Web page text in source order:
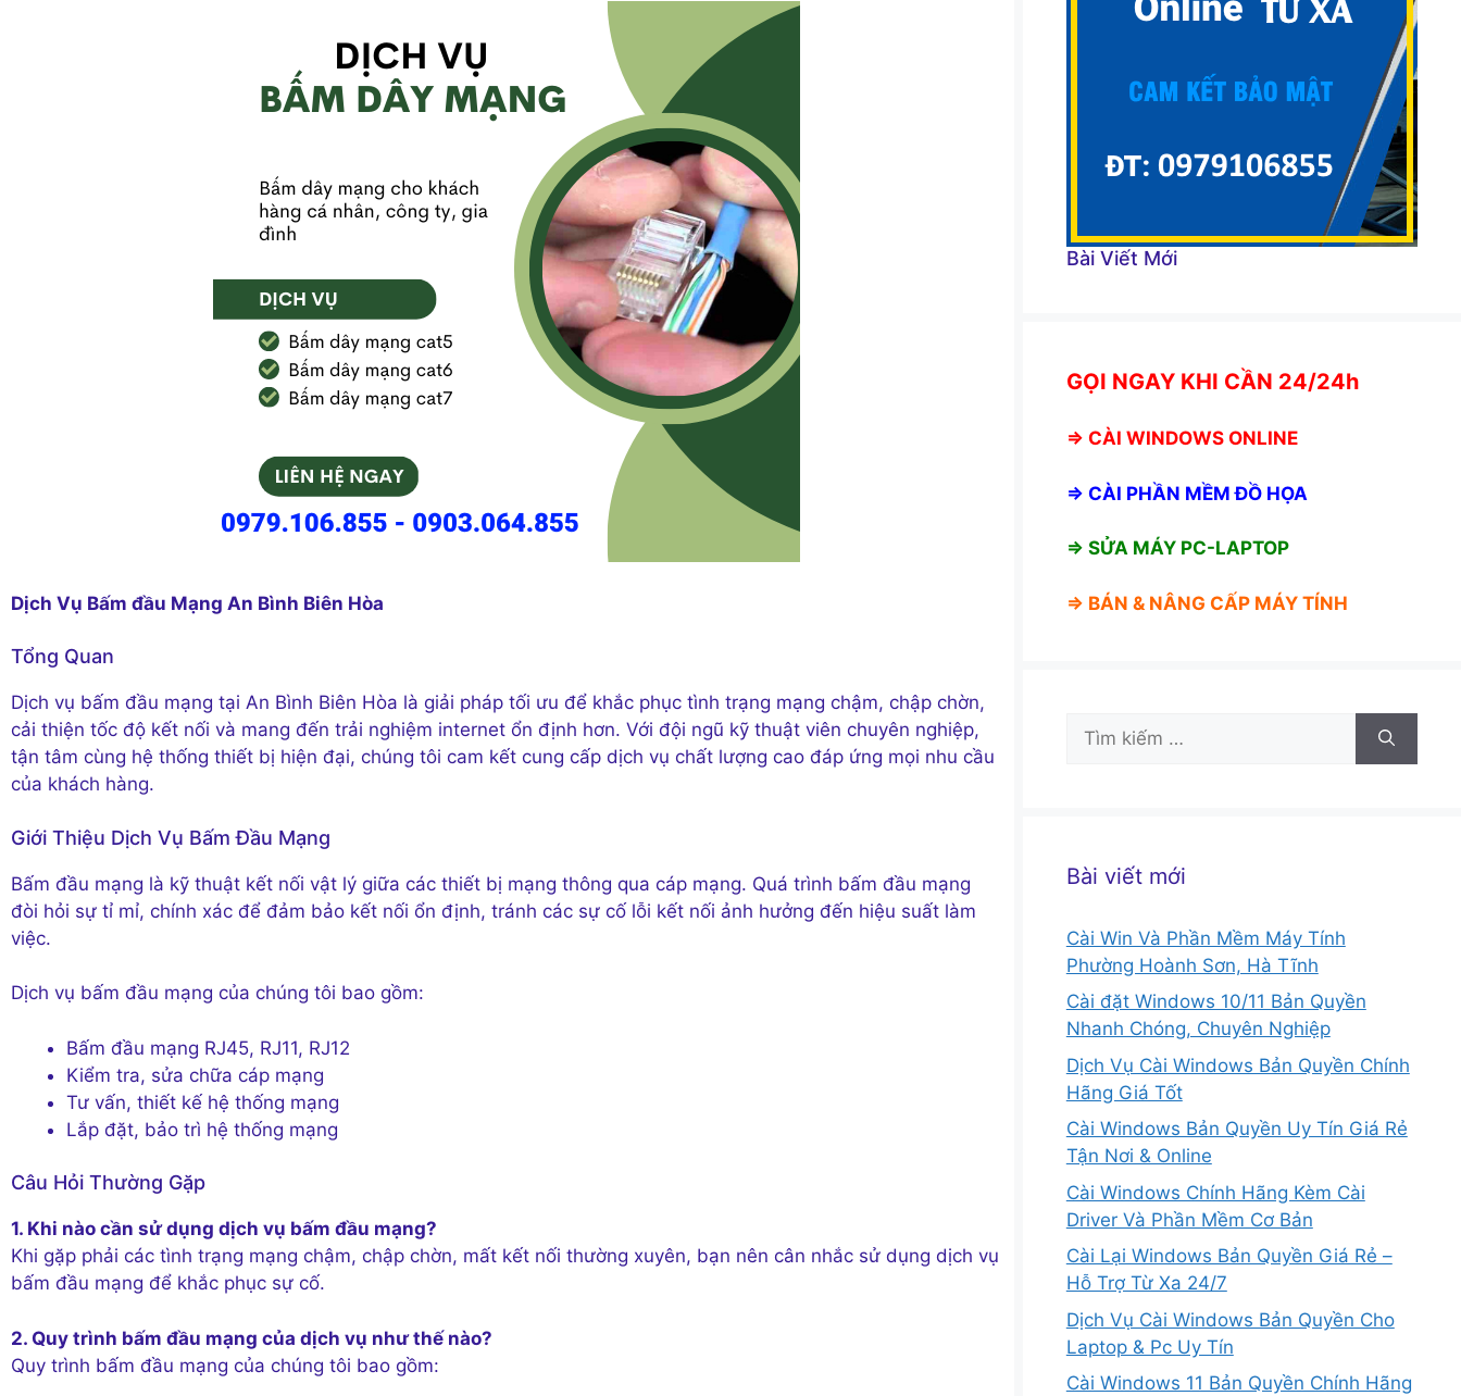
Dịch Vụ Bấm đầu Mạng An Bình Biên Hòa
Tổng Quan
Dịch vụ bấm đầu mạng tại An Bình Biên Hòa là giải pháp tối ưu để khắc phục tình trạng mạng chậm, chập chờn,
cải thiện tốc độ kết nối và mang đến trải nghiệm internet ổn định hơn. Với đội ngũ kỹ thuật viên chuyên nghiệp,
tận tâm cùng hệ thống thiết bị hiện đại, chúng tôi cam kết cung cấp dịch vụ chất lượng cao đáp ứng mọi nhu cầu
của khách hàng.
Giới Thiệu Dịch Vụ Bấm Đầu Mạng
Bấm đầu mạng là kỹ thuật kết nối vật lý giữa các thiết bị mạng thông qua cáp mạng. Quá trình bấm đầu mạng
đòi hỏi sự tỉ mỉ, chính xác để đảm bảo kết nối ổn định, tránh các sự cố lỗi kết nối ảnh hưởng đến hiệu suất làm
việc.
Dịch vụ bấm đầu mạng của chúng tôi bao gồm:
Bấm đầu mạng RJ45, RJ11, RJ12
Kiểm tra, sửa chữa cáp mạng
Tư vấn, thiết kế hệ thống mạng
Lắp đặt, bảo trì hệ thống mạng
Câu Hỏi Thường Gặp
1. Khi nào cần sử dụng dịch vụ bấm đầu mạng?
Khi gặp phải các tình trạng mạng chậm, chập chờn, mất kết nối thường xuyên, bạn nên cân nhắc sử dụng dịch vụ
bấm đầu mạng để khắc phục sự cố.
2. Quy trình bấm đầu mạng của dịch vụ như thế nào?
Quy trình bấm đầu mạng của chúng tôi bao gồm:
Bài Viết Mới
GỌI NGAY KHI CẦN 24/24h
⇒ CÀI WINDOWS ONLINE
⇒ CÀI PHẦN MỀM ĐỒ HỌA
⇒ SỬA MÁY PC-LAPTOP
⇒ BÁN & NÂNG CẤP MÁY TÍNH
Tìm
kiếm
Bài viết mới
Cài Win Và Phần Mềm Máy Tính
Phường Hoành Sơn, Hà Tĩnh
Cài đặt Windows 10/11 Bản Quyền
Nhanh Chóng, Chuyên Nghiệp
Dịch Vụ Cài Windows Bản Quyền Chính
Hãng Giá Tốt
Cài Windows Bản Quyền Uy Tín Giá Rẻ
Tận Nơi & Online
Cài Windows Chính Hãng Kèm Cài
Driver Và Phần Mềm Cơ Bản
Cài Lại Windows Bản Quyền Giá Rẻ –
Hỗ Trợ Từ Xa 24/7
Dịch Vụ Cài Windows Bản Quyền Cho
Laptop & Pc Uy Tín
Cài Windows 11 Bản Quyền Chính Hãng